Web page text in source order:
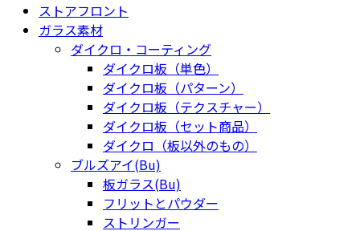
ストアフロント
ガラス素材
ダイクロ・コーティング
ダイクロ板（単色）
ダイクロ板（パターン）
ダイクロ板（テクスチャー）
ダイクロ板（セット商品）
ダイクロ（板以外のもの）
ブルズアイ(Bu)
板ガラス(Bu)
フリットとパウダー
ストリンガー